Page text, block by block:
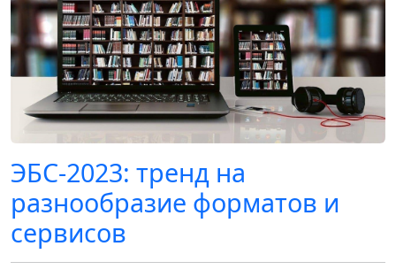
ЭБС-2023: тренд на
разнообразие форматов и
сервисов